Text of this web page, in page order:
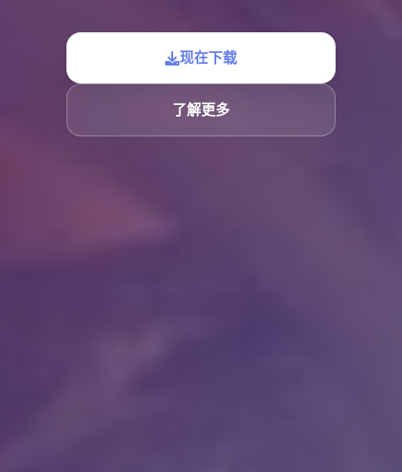
现在下载
了解更多